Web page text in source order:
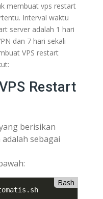
membuat vps restart
Interval waktu
server adalah 1 hari
dan 7 hari sekali
VPS restart
Restart
berisikan
sebagai
Bash